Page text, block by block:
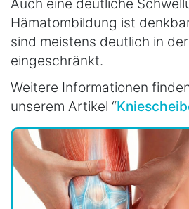
Hämatombildung ist
sind meistens deutlich in der
eingeschränkt.
Weitere Informationen
unserem Artikel “